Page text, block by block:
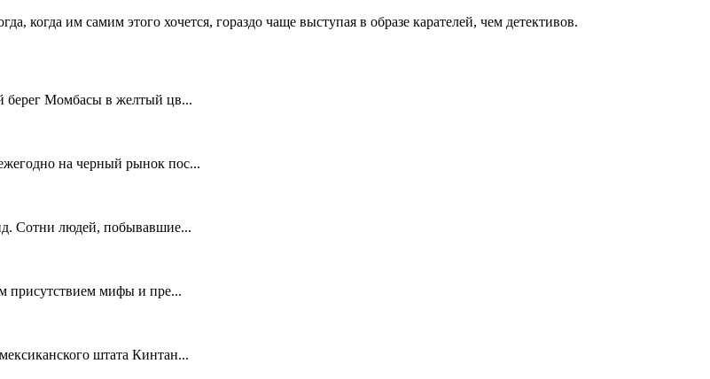
когда им самим этого хочется, гораздо чаще выступая в образе карателей, чем детективов.
берег Момбасы в желтый цв...
на черный рынок пос...
Сотни людей, побывавшие...
присутствием мифы и пре...
штата Кинтан...